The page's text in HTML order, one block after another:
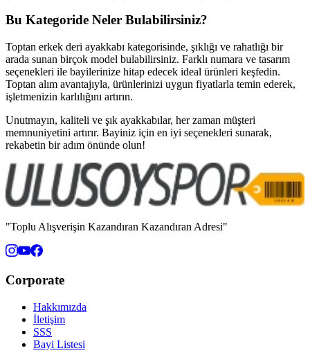
Bu Kategoride Neler Bulabilirsiniz?
Toptan erkek deri ayakkabı kategorisinde, şıklığı ve rahatlığı bir
arada sunan birçok model bulabilirsiniz. Farklı numara ve tasarım
seçenekleri ile bayilerinize hitap edecek ideal ürünleri keşfedin.
Toptan alım avantajıyla, ürünlerinizi uygun fiyatlarla temin ederek,
işletmenizin karlılığını artırın.
Unutmayın, kaliteli ve şık ayakkabılar, her zaman müşteri
memnuniyetini artırır. Bayiniz için en iyi seçenekleri sunarak,
rekabetin bir adım önünde olun!
"Toplu Alışverişin Kazandıran Kazandıran Adresi"
Corporate
Hakkımızda
İletişim
SSS
Bayi Listesi